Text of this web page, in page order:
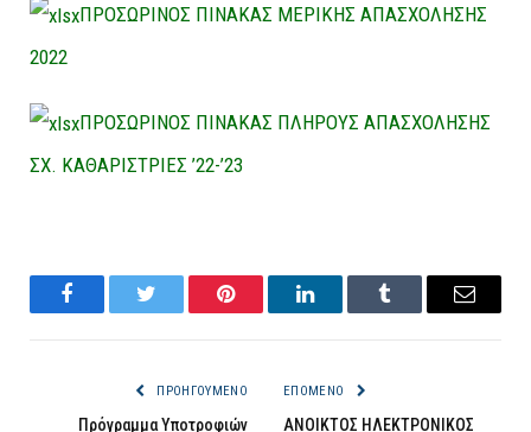
ΠΡΟΣΩΡΙΝΟΣ ΠΙΝΑΚΑΣ ΜΕΡΙΚΗΣ ΑΠΑΣΧΟΛΗΣΗΣ
2022
ΠΡΟΣΩΡΙΝΟΣ ΠΙΝΑΚΑΣ ΠΛΗΡΟΥΣ ΑΠΑΣΧΟΛΗΣΗΣ
ΣΧ. ΚΑΘΑΡΙΣΤΡΙΕΣ ’22-’23
FacebookTwitter Pinterest LinkedInTumblr Email
ΠΡΟΗΓΟΎΜΕΝΟ
Πρόγραμμα Υποτροφιών
ΕΠΌΜΕΝΟ
ΑΝΟΙΚΤΟΣ ΗΛΕΚΤΡΟΝΙΚΟΣ